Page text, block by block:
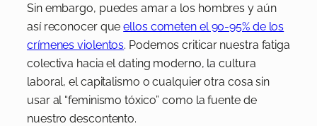
Sin embargo, puedes amar a los hombres y aún
así reconocer queellos cometen el 90-95% de los
crímenes violentos. Podemos criticar nuestra fatiga
colectiva hacia el dating moderno, la cultura
laboral, el capitalismo o cualquier otra cosa sin
usar al “feminismo tóxico” como la fuente de
nuestro descontento.